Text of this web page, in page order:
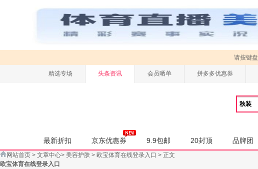
请按键盘
精选专场 头条资讯 会员晒单 拼多多优惠券
最新折扣 京东优惠券 9.9包邮 20封顶 品牌团
网站首页 > 文章中心> 美容护肤 > 欧宝体育在线登录入口 > 正文
欧宝体育在线登录入口